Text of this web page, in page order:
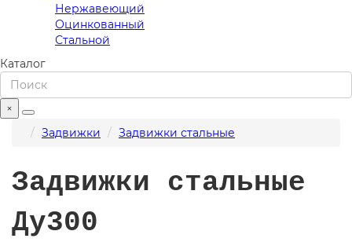
Нержавеющий
Оцинкованный
Стальной
Каталог
×
Задвижки
Задвижки стальные
Задвижки стальные
Ду300